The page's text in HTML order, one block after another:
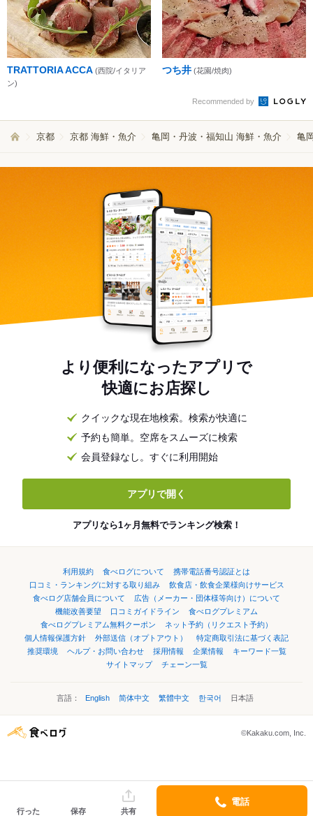
TRATTORIA ACCA (西院/イタリア
ン)
つち井 (花園/焼肉)
Recommended by
京都 京都 海鮮・魚介 亀岡・丹波・福知山 海鮮・魚介 亀
より便利になったアプリで
快適にお店探し
クイックな現在地検索。検索が快適に
予約も簡単。空席をスムーズに検索
会員登録なし。すぐに利用開始
アプリで開く
アプリなら1ヶ月無料でランキング検索！
利用規約 食べログについて
携帯電話番号認証とは
口コミ・ランキングに対する取り組み
飲食店・飲食企業様向けサービス
食べログ店舗会員について
広告（メーカー・団体様等向け）について
機能改善要望
口コミガイドライン
食べログプレミアム
食べログプレミアム無料クーポン
ネット予約（リクエスト予約）
個人情報保護方針
外部送信（オプトアウト）
特定商取引法に基づく表記
推奨環境
ヘルプ・お問い合わせ 採用情報 企業情報
キーワード一覧
サイトマップ
チェーン一覧
言語： English 简体中文 繁體中文 한국어 日本語
©Kakaku.com, Inc.
行った 保存 共有
電話